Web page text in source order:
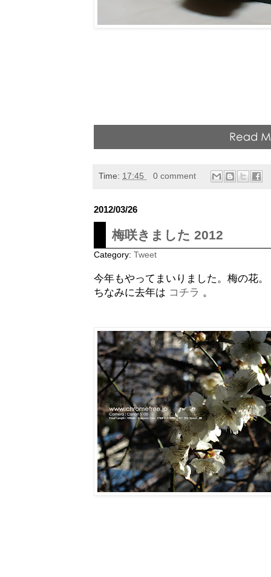
Time: 17:45 0 comment
2012/03/26
梅咲きました 2012
Category: Tweet
今年もやってまいりました。梅の花。
ちなみに去年は コチラ